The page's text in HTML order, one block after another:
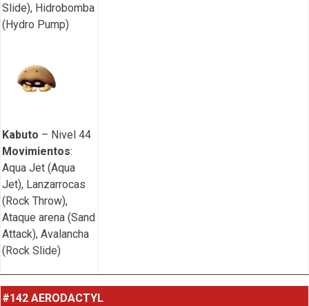
Slide), Hidrobomba
(Hydro Pump)
Kabuto – Nivel 44
Movimientos:
Aqua Jet (Aqua
Jet), Lanzarrocas
(Rock Throw),
Ataque arena (Sand
Attack), Avalancha
(Rock Slide)
#142 AERODACTYL